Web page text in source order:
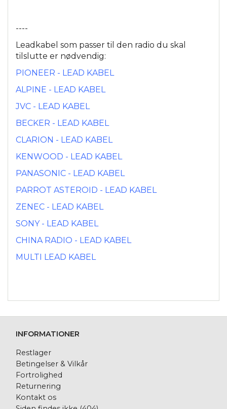
----
Leadkabel som passer til den radio du skal
tilslutte er nødvendig:
PIONEER - LEAD KABEL
ALPINE - LEAD KABEL
JVC - LEAD KABEL
BECKER - LEAD KABEL
CLARION - LEAD KABEL
KENWOOD - LEAD KABEL
PANASONIC - LEAD KABEL
PARROT ASTEROID - LEAD KABEL
ZENEC - LEAD KABEL
SONY - LEAD KABEL
CHINA RADIO - LEAD KABEL
MULTI LEAD KABEL
INFORMATIONER
Restlager
Betingelser & Vilkår
Fortrolighed
Returnering
Kontakt os